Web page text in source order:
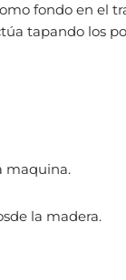
fondo en el
tapando los
maquina.
la madera.